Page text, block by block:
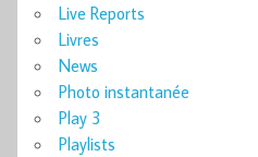
Live Reports
Livres
News
Photo instantanée
Play 3
Playlists